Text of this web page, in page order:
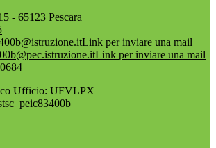
- 65123 Pescara
Link per inviare una mail
Link per inviare una mail
Ufficio: UFVLPX